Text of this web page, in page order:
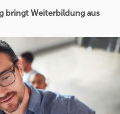
bringt Weiterbildung aus